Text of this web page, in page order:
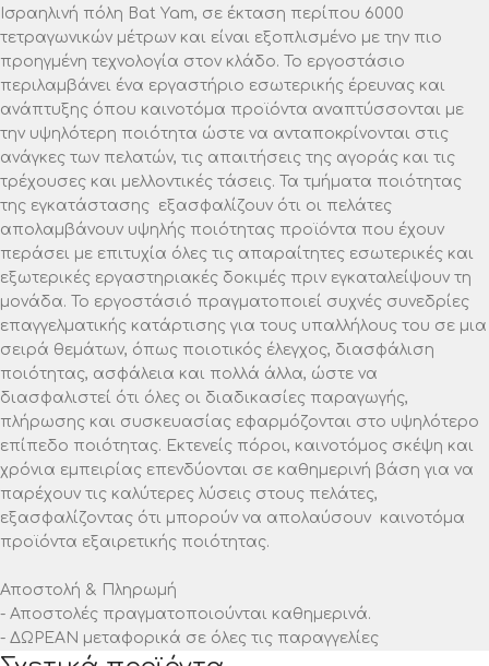
Ισραηλινή πόλη Bat Yam, σε έκταση περίπου 6000
τετραγωνικών μέτρων και είναι εξοπλισμένο με την πιο
προηγμένη τεχνολογία στον κλάδο. Το εργοστάσιο
περιλαμβάνει ένα εργαστήριο εσωτερικής έρευνας και
ανάπτυξης όπου καινοτόμα προϊόντα αναπτύσσονται με
την υψηλότερη ποιότητα ώστε να ανταποκρίνονται στις
ανάγκες των πελατών, τις απαιτήσεις της αγοράς και τις
τρέχουσες και μελλοντικές τάσεις. Τα τμήματα ποιότητας
της εγκατάστασης εξασφαλίζουν ότι οι πελάτες
απολαμβάνουν υψηλής ποιότητας προϊόντα που έχουν
περάσει με επιτυχία όλες τις απαραίτητες εσωτερικές και
εξωτερικές εργαστηριακές δοκιμές πριν εγκαταλείψουν τη
μονάδα. Το εργοστάσιό πραγματοποιεί συχνές συνεδρίες
επαγγελματικής κατάρτισης για τους υπαλλήλους του σε μια
σειρά θεμάτων, όπως ποιοτικός έλεγχος, διασφάλιση
ποιότητας, ασφάλεια και πολλά άλλα, ώστε να
διασφαλιστεί ότι όλες οι διαδικασίες παραγωγής,
πλήρωσης και συσκευασίας εφαρμόζονται στο υψηλότερο
επίπεδο ποιότητας. Εκτενείς πόροι, καινοτόμος σκέψη και
χρόνια εμπειρίας επενδύονται σε καθημερινή βάση για να
παρέχουν τις καλύτερες λύσεις στους πελάτες,
εξασφαλίζοντας ότι μπορούν να απολαύσουν καινοτόμα
προϊόντα εξαιρετικής ποιότητας.
Αποστολή & Πληρωμή
- Αποστολές πραγματοποιούνται καθημερινά.
- ΔΩΡΕΑΝ μεταφορικά σε όλες τις παραγγελίες